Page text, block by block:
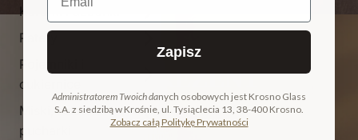
Karafki i dzbanki
Patery
Pojemniki i
cukiernice
Miski, salaterki i
pucharki
NA PREZENT
COLLECTION
Zapisz
Administratorem Twoich danych osobowych jest Krosno Glass
S.A. z siedzibą w Krośnie, ul. Tysiąclecia 13, 38-400 Krosno.
Zobacz całą Politykę Prywatności